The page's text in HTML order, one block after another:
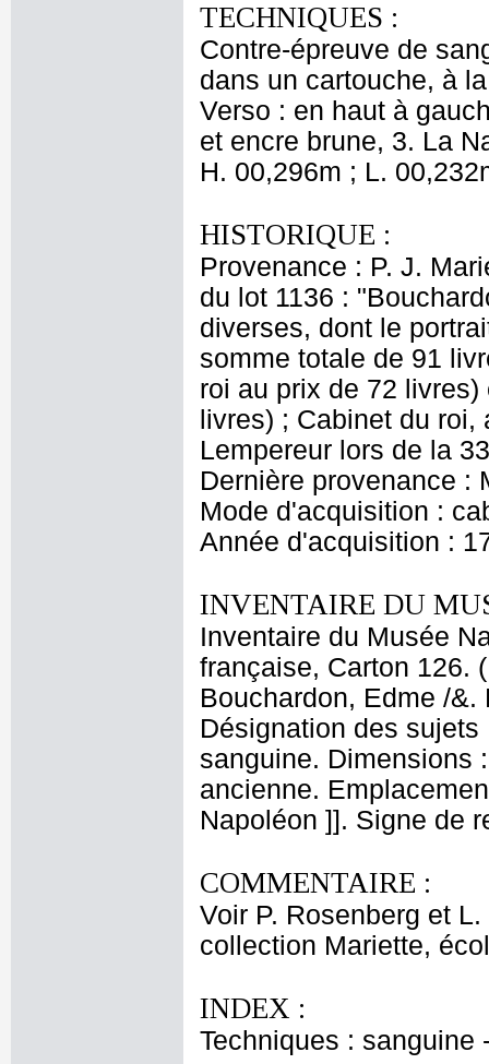
TECHNIQUES :
Contre-épreuve de
dans un cartouche, à
Verso : en haut à
et encre brune, 3. La
H. 00,296m ; L.
HISTORIQUE :
Provenance : P. J.
du lot 1136 :
diverses, dont le
somme totale de 91
roi au prix de 72
livres) ; Cabinet du
Lempereur lors de la
Dernière provenance :
Mode d'acquisition :
Année d'acquisition :
INVENTAIRE DU
Inventaire du Musée
française, Carton 126.
Bouchardon, Edme /
Désignation des
sanguine. Dimensions
ancienne.
Napoléon ]]. Signe de
COMMENTAIRE :
Voir P. Rosenberg et
collection Mariette,
INDEX :
Techniques : sanguine